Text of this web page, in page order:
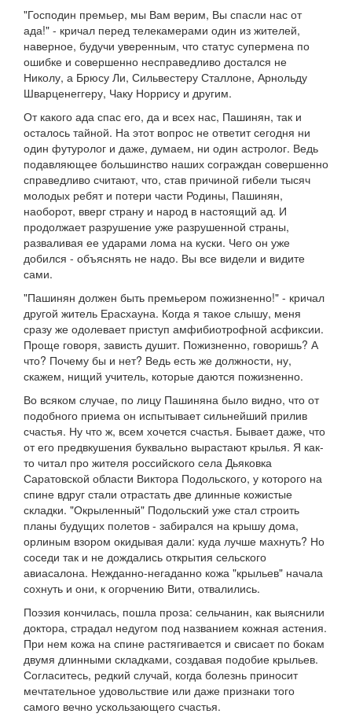
"Господин премьер, мы Вам верим, Вы спасли нас от
ада!" - кричал перед телекамерами один из жителей,
наверное, будучи уверенным, что статус супермена по
ошибке и совершенно несправедливо достался не
Николу, а Брюсу Ли, Сильвестеру Сталлоне, Арнольду
Шварценеггеру, Чаку Норрису и другим.
От какого ада спас его, да и всех нас, Пашинян, так и
осталось тайной. На этот вопрос не ответит сегодня ни
один футуролог и даже, думаем, ни один астролог. Ведь
подавляющее большинство наших сограждан совершенно
справедливо считают, что, став причиной гибели тысяч
молодых ребят и потери части Родины, Пашинян,
наоборот, вверг страну и народ в настоящий ад. И
продолжает разрушение уже разрушенной страны,
разваливая ее ударами лома на куски. Чего он уже
добился - объяснять не надо. Вы все видели и видите
сами.
"Пашинян должен быть премьером пожизненно!" - кричал
другой житель Ерасхауна. Когда я такое слышу, меня
сразу же одолевает приступ амфибиотрофной асфиксии.
Проще говоря, зависть душит. Пожизненно, говоришь? А
что? Почему бы и нет? Ведь есть же должности, ну,
скажем, нищий учитель, которые даются пожизненно.
Во всяком случае, по лицу Пашиняна было видно, что от
подобного приема он испытывает сильнейший прилив
счастья. Ну что ж, всем хочется счастья. Бывает даже, что
от его предвкушения буквально вырастают крылья. Я как-
то читал про жителя российского села Дьяковка
Саратовской области Виктора Подольского, у которого на
спине вдруг стали отрастать две длинные кожистые
складки. "Окрыленный" Подольский уже стал строить
планы будущих полетов - забирался на крышу дома,
орлиным взором окидывая дали: куда лучше махнуть? Но
соседи так и не дождались открытия сельского
авиасалона. Нежданно-негаданно кожа "крыльев" начала
сохнуть и они, к огорчению Вити, отвалились.
Поэзия кончилась, пошла проза: сельчанин, как выяснили
доктора, страдал недугом под названием кожная астения.
При нем кожа на спине растягивается и свисает по бокам
двумя длинными складками, создавая подобие крыльев.
Согласитесь, редкий случай, когда болезнь приносит
мечтательное удовольствие или даже признаки того
самого вечно ускользающего счастья.